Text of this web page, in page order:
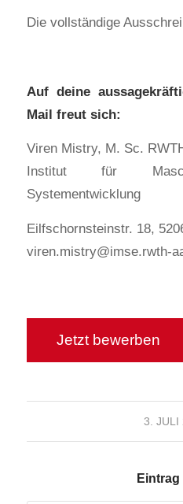
Die vollständige
Auf deine
Mail freut sich:
Viren Mistry, M. Sc.
Institut für
Systementwicklung
Eilfschornsteinstr. 18,
viren.mistry@imse.rwth-
3. JULI
Eintrag